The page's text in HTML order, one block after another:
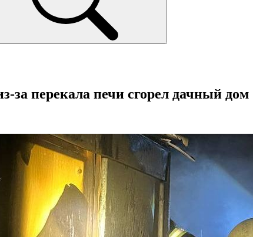
за перекала печи сгорел дачный дом